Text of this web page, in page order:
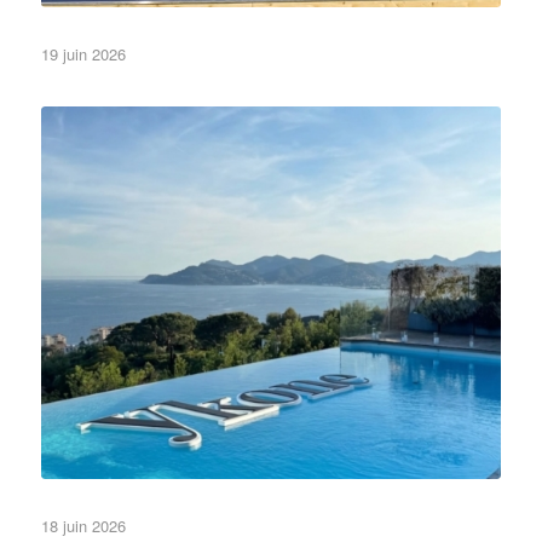
•Lettres et Logos•
19 juin 2026
Et oui, nos lettres sont aussi waterproof !
18 juin 2026